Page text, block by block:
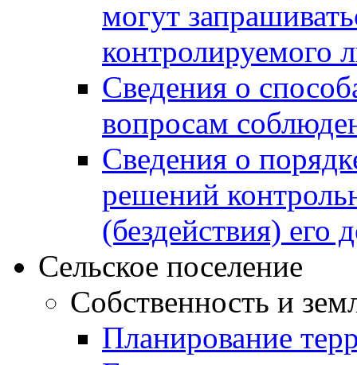
могут
контролируемого
Сведения о
вопросам
Сведения о
решений
(бездействия) его
Сельское поселение
Собственность и
Планирование